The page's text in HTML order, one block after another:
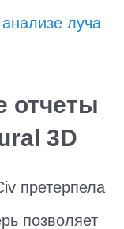
анализе луча
отчеты
3D
претерпела
позволяет